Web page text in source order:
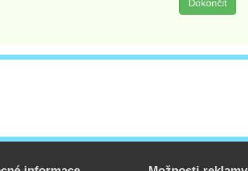
Dokončit